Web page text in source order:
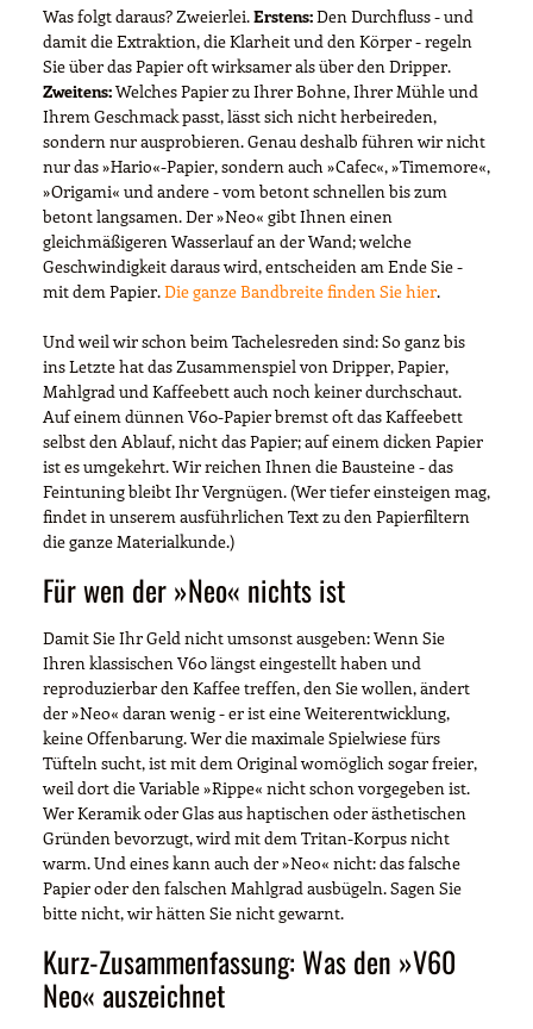
Was folgt daraus? Zweierlei.Erstens:Den Durchfluss - und
damit die Extraktion, die Klarheit und den Körper - regeln
Sie über das Papier oft wirksamer als über den Dripper.
Zweitens:Welches Papier zu Ihrer Bohne, Ihrer Mühle und
Ihrem Geschmack passt, lässt sich nicht herbeireden,
sondern nur ausprobieren. Genau deshalb führen wir nicht
nur das »Hario«-Papier, sondern auch »Cafec«, »Timemore«,
»Origami« und andere - vom betont schnellen bis zum
betont langsamen. Der »Neo« gibt Ihnen einen
gleichmäßigeren Wasserlauf an der Wand; welche
Geschwindigkeit daraus wird, entscheiden am Ende Sie -
mit dem Papier.Die ganze Bandbreite finden Sie hier.
Und weil wir schon beim Tachelesreden sind: So ganz bis
ins Letzte hat das Zusammenspiel von Dripper, Papier,
Mahlgrad und Kaffeebett auch noch keiner durchschaut.
Auf einem dünnen V60-Papier bremst oft das Kaffeebett
selbst den Ablauf, nicht das Papier; auf einem dicken Papier
ist es umgekehrt. Wir reichen Ihnen die Bausteine - das
Feintuning bleibt Ihr Vergnügen. (Wer tiefer einsteigen mag,
findet in unserem ausführlichen Text zu den Papierfiltern
die ganze Materialkunde.)
Für wen der »Neo« nichts ist
Damit Sie Ihr Geld nicht umsonst ausgeben: Wenn Sie
Ihren klassischen V60 längst eingestellt haben und
reproduzierbar den Kaffee treffen, den Sie wollen, ändert
der »Neo« daran wenig - er ist eine Weiterentwicklung,
keine Offenbarung. Wer die maximale Spielwiese fürs
Tüfteln sucht, ist mit dem Original womöglich sogar freier,
weil dort die Variable »Rippe« nicht schon vorgegeben ist.
Wer Keramik oder Glas aus haptischen oder ästhetischen
Gründen bevorzugt, wird mit dem Tritan-Korpus nicht
warm. Und eines kann auch der »Neo« nicht: das falsche
Papier oder den falschen Mahlgrad ausbügeln. Sagen Sie
bitte nicht, wir hätten Sie nicht gewarnt.
Kurz-Zusammenfassung: Was den »V60
Neo« auszeichnet